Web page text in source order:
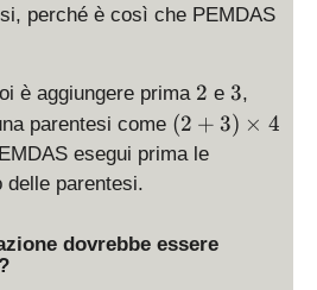
perché è così che PEMDAS
è aggiungere prima 2
2 e 3
3,
parentesi come (
2
\
(2 + 3) × 4
esegui prima le
delle parentesi.
dovrebbe essere